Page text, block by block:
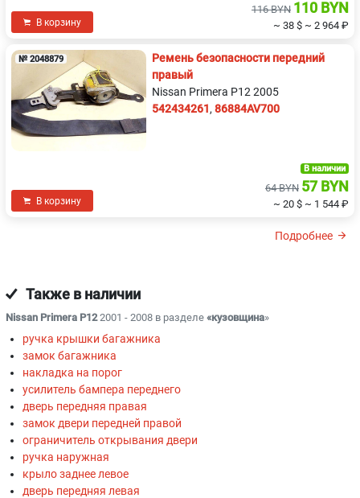
В корзину
116 BYN 110 BYN
~ 38 $ ~ 2 964 ₽
№ 2048879
Ремень безопасности передний
правый
Nissan Primera P12 2005
542434261, 86884AV700
В корзину
В наличии
64 BYN 57 BYN
~ 20 $ ~ 1 544 ₽
Подробнее
Также в наличии
Nissan Primera P122001 - 2008 в разделе «кузовщина»
ручка крышки багажника
замок багажника
накладка на порог
усилитель бампера переднего
дверь передняя правая
замок двери передней правой
ограничитель открывания двери
ручка наружная
крыло заднее левое
дверь передняя левая